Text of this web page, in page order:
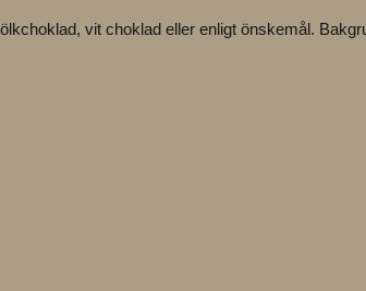
vit choklad eller enligt önskemål.